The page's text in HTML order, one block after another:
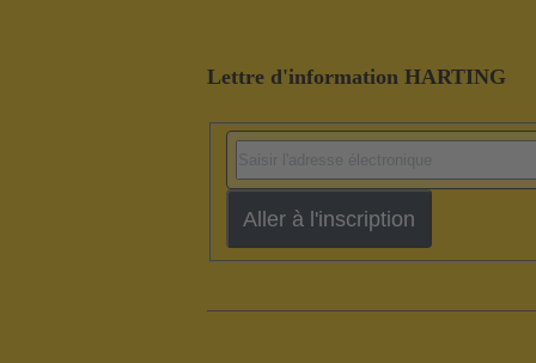
Lettre d'information HARTING
Aller à l'inscription